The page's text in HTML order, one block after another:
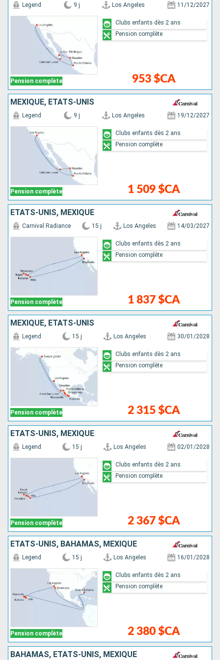
Pension complète
Legend 9 j Los Angeles 11/12/2027
953 $CA
Clubs enfants dès 2 ans
Pension complète
MEXIQUE, ÉTATS-UNIS
Pension complète
Legend 9 j Los Angeles 19/12/2027
1 509 $CA
Clubs enfants dès 2 ans
Pension complète
ÉTATS-UNIS, MEXIQUE
Pension complète
Carnival Radiance 15 j Los Angeles 14/03/2027
1 837 $CA
Clubs enfants dès 2 ans
Pension complète
MEXIQUE, ÉTATS-UNIS
Pension complète
Legend 15 j Los Angeles 30/01/2028
2 315 $CA
Clubs enfants dès 2 ans
Pension complète
ÉTATS-UNIS, MEXIQUE
Pension complète
Legend 15 j Los Angeles 02/01/2028
2 367 $CA
Clubs enfants dès 2 ans
Pension complète
ÉTATS-UNIS, BAHAMAS, MEXIQUE
Pension complète
Legend 15 j Los Angeles 16/01/2028
2 380 $CA
Clubs enfants dès 2 ans
Pension complète
BAHAMAS, ÉTATS-UNIS, MEXIQUE